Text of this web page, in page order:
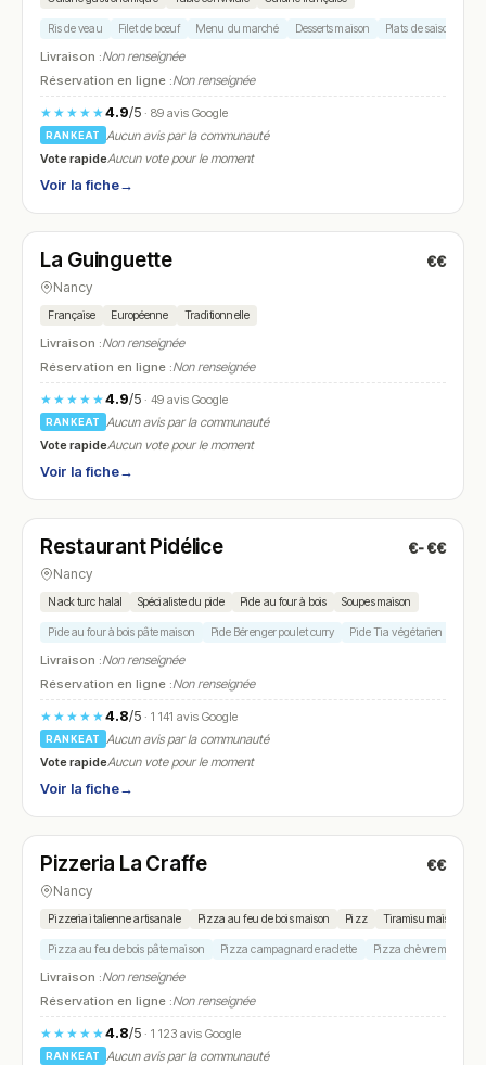
Ris de veau Filet de bœuf Menu du marché Desserts maison Plats de saison
Livraison :Non renseignée
Réservation en ligne :Non renseignée
★★★★★4.9/5· 89 avis Google
RANKEAT
Aucun avis par la communauté
Vote rapideAucun vote pour le moment
Voir la fiche→
N° 20
La Guinguette €€
Nancy
Française Européenne Traditionnelle
Livraison :Non renseignée
Réservation en ligne :Non renseignée
★★★★★4.9/5· 49 avis Google
RANKEAT
Aucun avis par la communauté
Vote rapideAucun vote pour le moment
Voir la fiche→
N° 21
Restaurant Pidélice €-€€
Nancy
Nack turc halal Spécialiste du pide Pide au four à bois Soupes maison
Pide au four à bois pâte maison Pide Bérenger poulet curry Pide Tia végétarien
Livraison :Non renseignée
Réservation en ligne :Non renseignée
★★★★★4.8/5· 1 141 avis Google
RANKEAT
Aucun avis par la communauté
Vote rapideAucun vote pour le moment
Voir la fiche→
N° 22
Pizzeria La Craffe €€
Nancy
Pizzeria italienne artisanale Pizza au feu de bois maison Pizz Tiramisu maison
Pizza au feu de bois pâte maison Pizza campagnarde raclette Pizza chèvre miel
Livraison :Non renseignée
Réservation en ligne :Non renseignée
★★★★★4.8/5· 1 123 avis Google
RANKEAT Aucun avis par la communauté